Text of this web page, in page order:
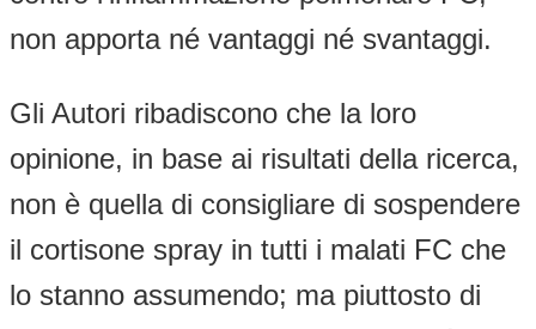
non apporta né vantaggi né svantaggi.
Gli Autori ribadiscono che la loro
opinione, in base ai risultati della ricerca,
non è quella di consigliare di sospendere
il cortisone spray in tutti i malati FC che
lo stanno assumendo; ma piuttosto di